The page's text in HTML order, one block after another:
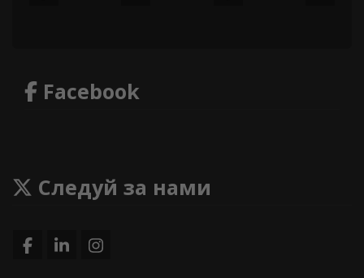
Facebook
Следуй за нами